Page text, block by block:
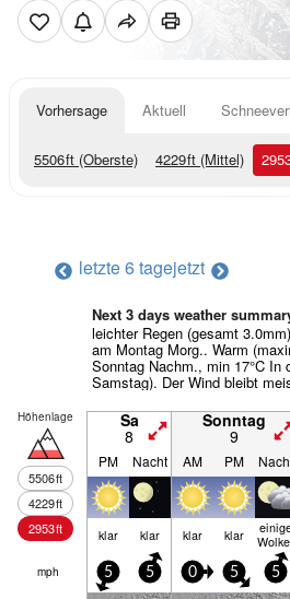
Vorhersage Aktuell
5506ft (Oberste) 4229ft (Mittel)
letzte 6 tagejetzt
Next 3 days weather
leichter Regen (gesamt
am Montag Morg.. Warm
Sonntag Nachm., min 17°C In
Samstag). Der Wind bleibt
Höhenlage
5506ft
4229ft
2953ft
Sa
8
Sonntag
9
PM Nacht AM PM
klar klar klar klar
mph 5 5 0 5 5